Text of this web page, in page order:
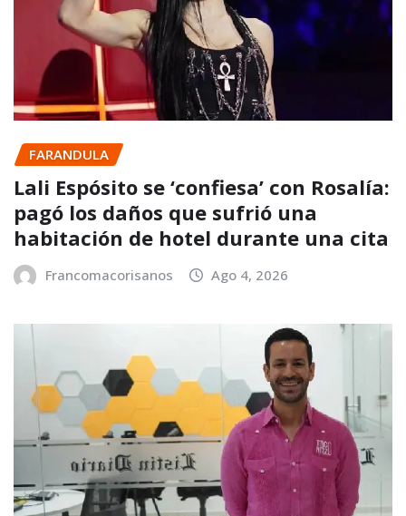
FARANDULA
Lali Espósito se ‘confiesa’ con Rosalía:
pagó los daños que sufrió una
habitación de hotel durante una cita
Francomacorisanos Ago 4, 2026